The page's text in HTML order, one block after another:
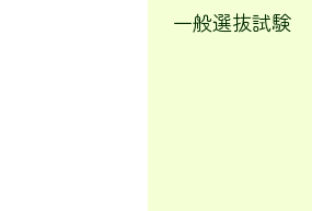
一般選抜試験